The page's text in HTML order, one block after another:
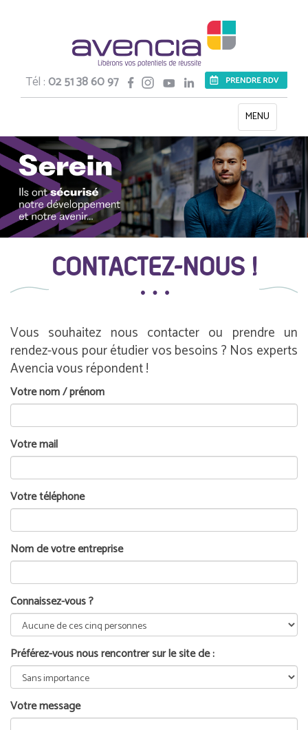
Tél :02 51 38 60 97
Toggle
navigation
MENU
CONTACTEZ-NOUS !
Vous souhaitez nous contacter ou prendre un
rendez-vous pour étudier vos besoins ? Nos experts
Avencia vous répondent !
Votre nom / prénom
Votre mail
Votre téléphone
Nom de votre entreprise
Connaissez-vous ?
Préférez-vous nous rencontrer sur le site de :
Votre message